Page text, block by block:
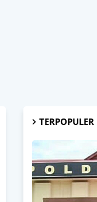
TERPOPULER